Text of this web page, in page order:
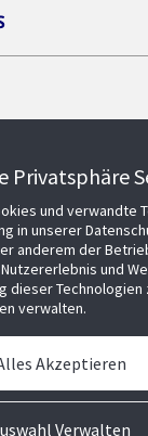
Privatsphäre
und verwandte
in unserer
anderem der
und
dieser
verwalten.
Verwalten
Akzeptieren